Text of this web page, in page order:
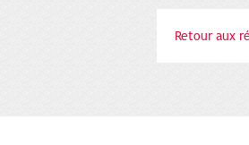
Retour aux